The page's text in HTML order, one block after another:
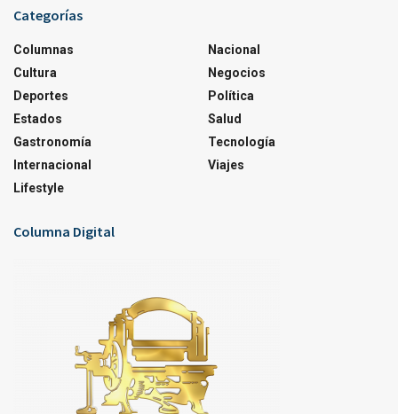
Categorías
Columnas
Cultura
Deportes
Estados
Gastronomía
Internacional
Lifestyle
Nacional
Negocios
Política
Salud
Tecnología
Viajes
Columna Digital